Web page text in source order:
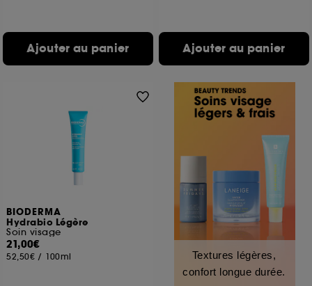
Ajouter au panier Ajouter au panier
BIODERMA
Hydrabio Légère
Soin visage
21,00€
52,50€ / 100ml
Textures légères,
confort longue durée.